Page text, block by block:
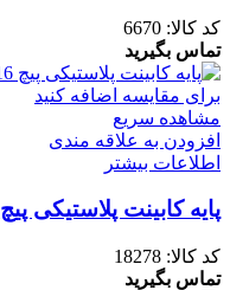
کد کالا: 6670
تماس بگیرید
برای مقایسه اضافه کنید
مشاهده سریع
افزودن به علاقه مندی
اطلاعات بیشتر
پایه کابینت پلاستیکی پیچ 20 کفی 125 میلی متر
کد کالا: 18278
تماس بگیرید